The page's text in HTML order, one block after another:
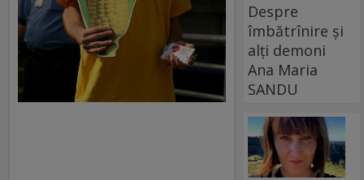
Despre
îmbătrînire și
alți demoni
Ana Maria
SANDU